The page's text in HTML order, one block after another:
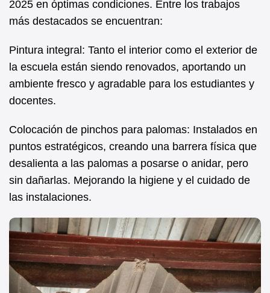
2025 en óptimas condiciones. Entre los trabajos
más destacados se encuentran:
Pintura integral: Tanto el interior como el exterior de
la escuela están siendo renovados, aportando un
ambiente fresco y agradable para los estudiantes y
docentes.
Colocación de pinchos para palomas: Instalados en
puntos estratégicos, creando una barrera física que
desalienta a las palomas a posarse o anidar, pero
sin dañarlas. Mejorando la higiene y el cuidado de
las instalaciones.